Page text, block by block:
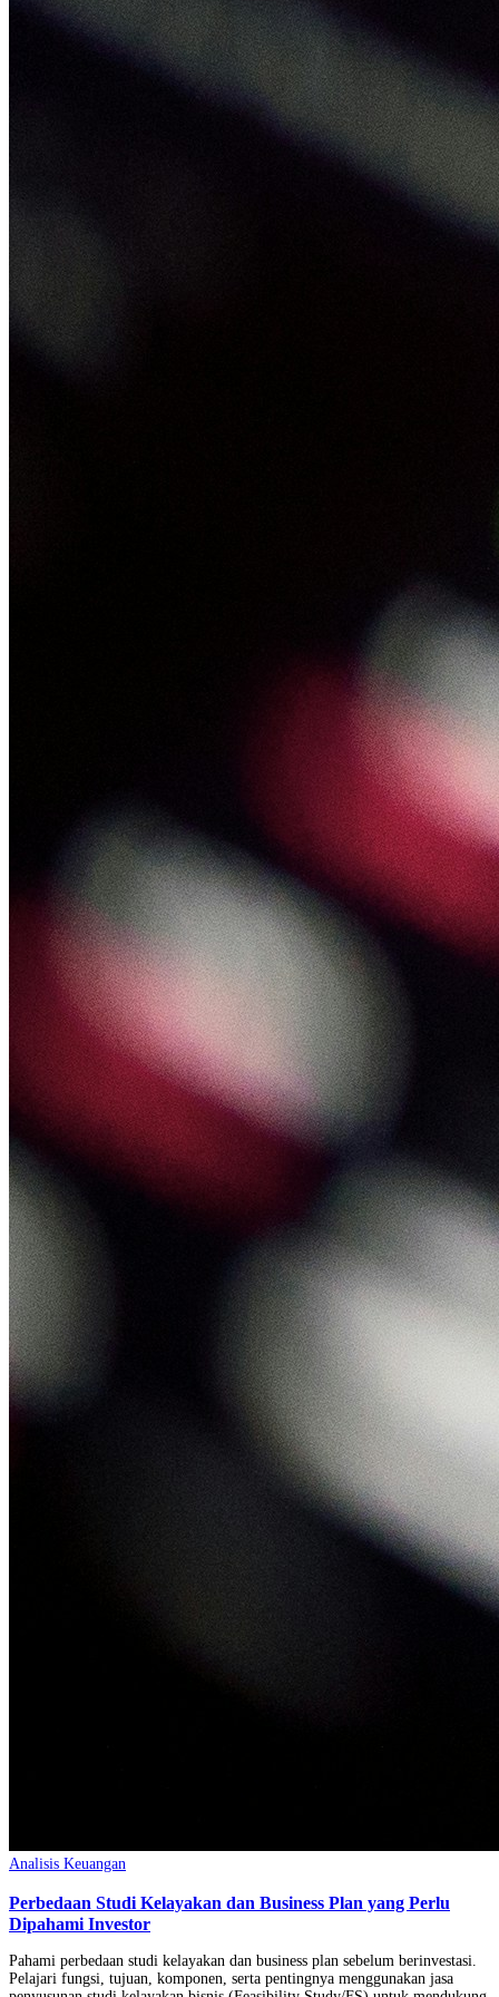
Analisis Keuangan
Perbedaan Studi Kelayakan dan Business Plan yang Perlu
Dipahami Investor
Pahami perbedaan studi kelayakan dan business plan sebelum berinvestasi.
Pelajari fungsi, tujuan, komponen, serta pentingnya menggunakan jasa